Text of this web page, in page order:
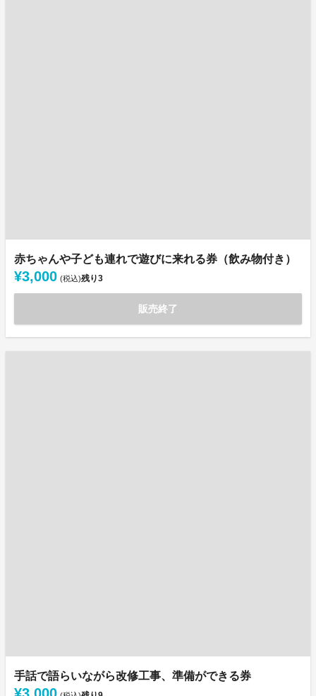
赤ちゃんや子ども連れで遊びに来れる券（飲み物付き）
¥3,000 (税込)残り3
販売終了
手話で語らいながら改修工事、準備ができる券